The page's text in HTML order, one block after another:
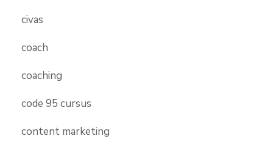
civas
coach
coaching
code 95 cursus
content marketing